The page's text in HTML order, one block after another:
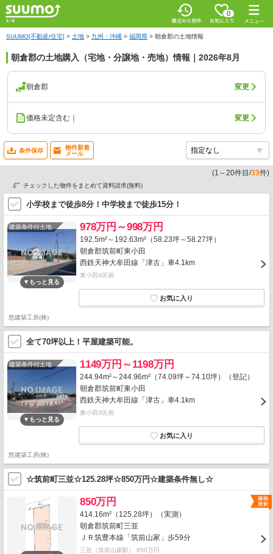
0
SUUMO[不動産/住宅] > 土地 > 九州・沖縄 > 福岡県 > 朝倉郡の土地情報
朝倉郡の土地購入（宅地・分譲地・売地）情報｜2026年8月
朝倉郡 変更
価格未定含む｜ 変更
条件保存
物件新着
メール
(1 ～20件目/33件)
チェックした物件をまとめて資料請求(無料)
小学校まで徒歩8分！中学校まで徒歩15分！
建築条件付土地 978万円～998万円
192.5m²～192.63m²（58.23坪～58.27坪）
朝倉郡筑前町東小田
西鉄天神大牟田線「津古」車4.1km
東小田4区画
悠建築工房(株)
全て70坪以上！平屋建築可能。
建築条件付土地 1149万円～1198万円
244.94m²～244.96m²（74.09坪～74.10坪）（登記）
朝倉郡筑前町東小田
西鉄天神大牟田線「津古」車4.1km
東小田3区画
悠建築工房(株)
☆筑前町三並☆125.28坪☆850万円☆建築条件無し☆
850万円
414.16m²（125.28坪）（実測）
朝倉郡筑前町三並
ＪＲ筑豊本線「筑前山家」歩59分
三並（筑前山家駅） 850万円